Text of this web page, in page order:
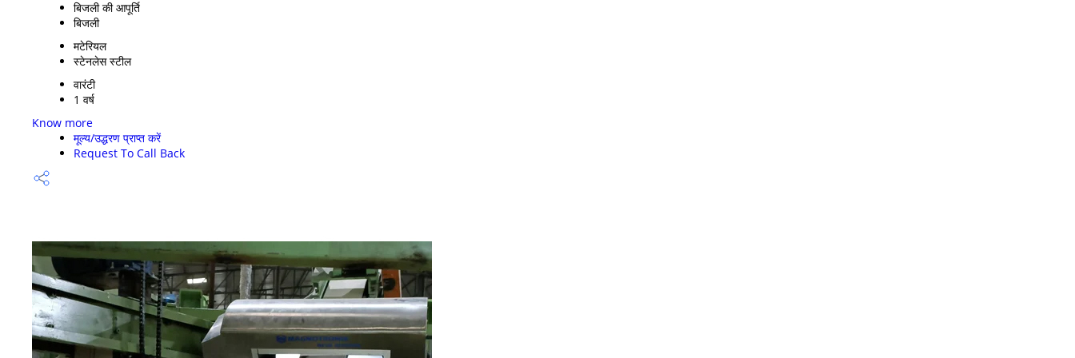
बिजली की आपूर्ति
बिजली
मटेरियल
स्टेनलेस स्टील
वारंटी
1 वर्ष
Know more
मूल्य/उद्धरण प्राप्त करें
Request To Call Back